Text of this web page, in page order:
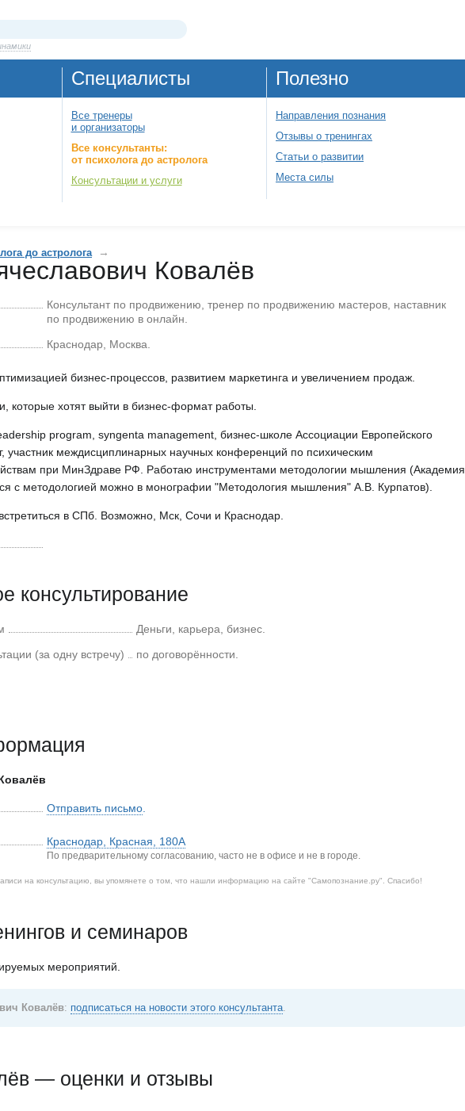
Специалисты
Все тренеры
и организаторы
Все консультанты:
от психолога до астролога
Консультации и услуги
Полезно
Направления познания
Отзывы о тренингах
Статьи о развитии
Места силы
до астролога →
Ковалёв
Консультант по продвижению, тренер по продвижению мастеров, наставник
по продвижению в онлайн.
Краснодар, Москва.
бизнес-процессов, развитием маркетинга и увеличением продаж.
которые хотят выйти в бизнес-формат работы.
program, syngenta management, бизнес-школе Ассоциации Европейского
участник междисциплинарных научных конференций по психическим
при МинЗдраве РФ. Работаю инструментами методологии мышления (Академия
с методологией можно в монографии "Методология мышления" А.В. Курпатов).
в СПб. Возможно, Мск, Сочи и Краснодар.
консультирование
Деньги, карьера, бизнес.
(за одну встречу)
по договорённости.
Отправить письмо.
Краснодар, Красная, 180А
По предварительному согласованию, часто не в офисе и не в городе.
на консультацию, вы упомянете о том, что нашли информацию на сайте "Самопознание.ру". Спасибо!
и семинаров
мероприятий.
Ковалёв: подписаться на новости этого консультанта.
— оценки и отзывы